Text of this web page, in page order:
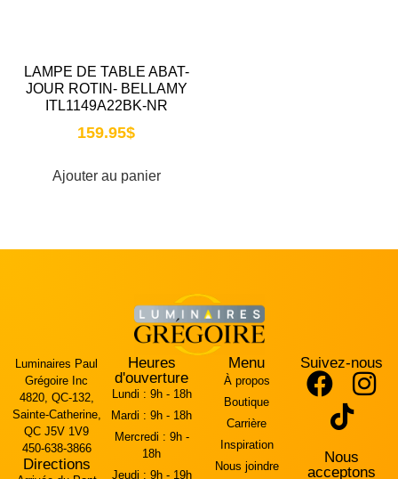
LAMPE DE TABLE ABAT-
JOUR ROTIN- BELLAMY
ITL1149A22BK-NR
159.95$
Ajouter au panier
Luminaires Paul
Grégoire Inc
4820, QC-132,
Sainte-Catherine,
QC J5V 1V9
450-638-3866
Directions
Heures
d'ouverture
Lundi : 9h - 18h
Mardi : 9h - 18h
Mercredi : 9h -
18h
Jeudi : 9h - 19h
Menu
À propos
Boutique
Carrière
Inspiration
Nous joindre
Suivez-nous
Nous
acceptons